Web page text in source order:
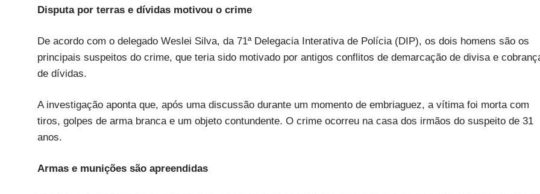
Disputa por terras e dívidas motivou o crime
De acordo com o delegado Weslei Silva, da 71ª Delegacia Interativa de Polícia (DIP), os dois homens são os
principais suspeitos do crime, que teria sido motivado por antigos conflitos de demarcação de divisa e
de dívidas.
A investigação aponta que, após uma discussão durante um momento de embriaguez, a vítima foi morta com
tiros, golpes de arma branca e um objeto contundente. O crime ocorreu na casa dos irmãos do suspeito de 31
anos.
Armas e munições são apreendidas